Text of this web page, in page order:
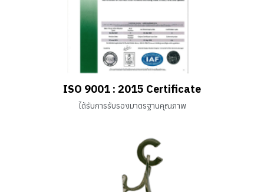
ISO 9001 : 2015 Certificate
ได้รับการรับรองมาตรฐานคุณภาพ